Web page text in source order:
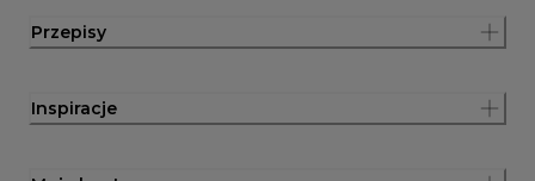
Przepisy
Inspiracje